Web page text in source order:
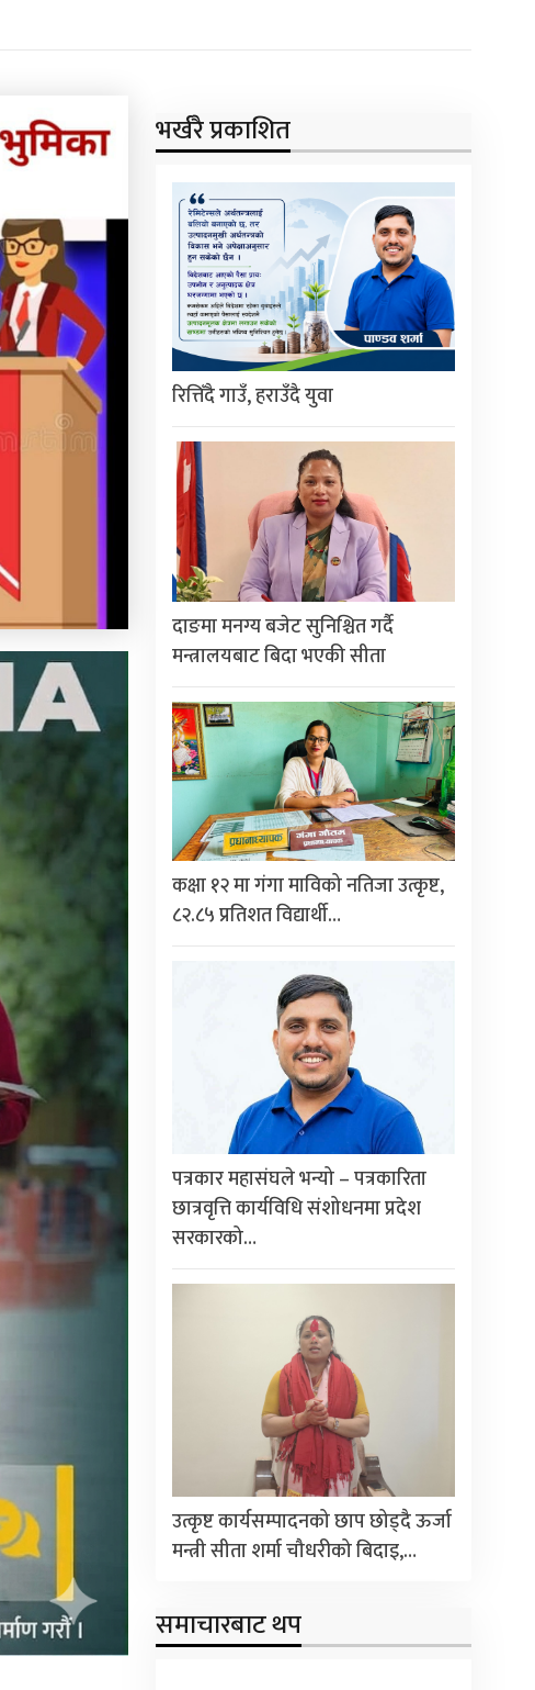
भर्खरै प्रकाशित
रित्तिँदै गाउँ, हराउँदै युवा
दाङमा मनग्य बजेट सुनिश्चित गर्दै
मन्त्रालयबाट बिदा भएकी सीता
कक्षा १२ मा गंगा माविको नतिजा उत्कृष्ट,
८२.८५ प्रतिशत विद्यार्थी…
पत्रकार महासंघले भन्यो – पत्रकारिता
छात्रवृत्ति कार्यविधि संशोधनमा प्रदेश
सरकारको…
उत्कृष्ट कार्यसम्पादनको छाप छोड्दै ऊर्जा
मन्त्री सीता शर्मा चौधरीको बिदाइ,…
समाचारबाट थप